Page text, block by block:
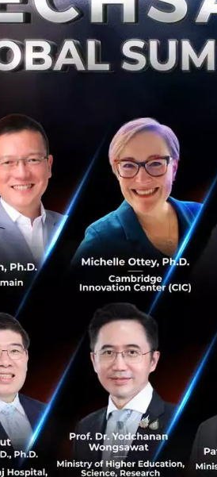
ม มีมติเป็นเอกฉันท์ในการปรับขึ้นดอ
มีมติเป็นเอกฉันท์ในการปรับขึ้นดอก
น มีมติเป็นเอกฉันท์ในการปรับขึ้นด
คม มีมติเป็นเอกฉันท์ในการปรับขึ้น
มีมติเป็นเอกฉันท์ในการปรับขึ้นดอ
มีมติเป็นเอกฉันท์ในการปรับขึ้นดอ
ดย้อนหลังได้ที่
monetarypolicy/
DOGE